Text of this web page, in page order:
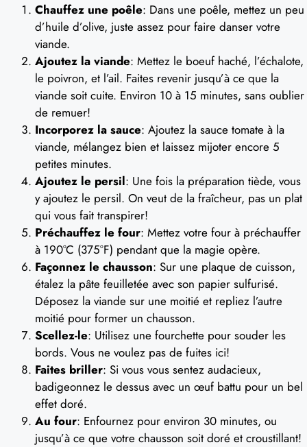
Chauffez une poêle: Dans une poêle, mettez un peu
d’huile d’olive, juste assez pour faire danser votre
viande.
Ajoutez la viande: Mettez le boeuf haché, l’échalote,
le poivron, et l’ail. Faites revenir jusqu’à ce que la
viande soit cuite. Environ 10 à 15 minutes, sans oublier
de remuer!
Incorporez la sauce: Ajoutez la sauce tomate à la
viande, mélangez bien et laissez mijoter encore 5
petites minutes.
Ajoutez le persil: Une fois la préparation tiède, vous
y ajoutez le persil. On veut de la fraîcheur, pas un plat
qui vous fait transpirer!
Préchauffez le four: Mettez votre four à préchauffer
à 190°C (375°F) pendant que la magie opère.
Façonnez le chausson: Sur une plaque de cuisson,
étalez la pâte feuilletée avec son papier sulfurisé.
Déposez la viande sur une moitié et repliez l’autre
moitié pour former un chausson.
Scellez-le: Utilisez une fourchette pour souder les
bords. Vous ne voulez pas de fuites ici!
Faites briller: Si vous vous sentez audacieux,
badigeonnez le dessus avec un œuf battu pour un bel
effet doré.
Au four: Enfournez pour environ 30 minutes, ou
jusqu’à ce que votre chausson soit doré et croustillant!